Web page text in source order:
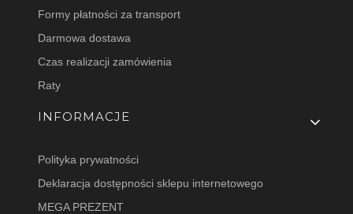
Formy płatności za transport
Darmowa dostawa
Czas realizacji zamówienia
Raty
INFORMACJE
Polityka prywatności
Deklaracja dostępności sklepu internetowego
MEGA PREZENT